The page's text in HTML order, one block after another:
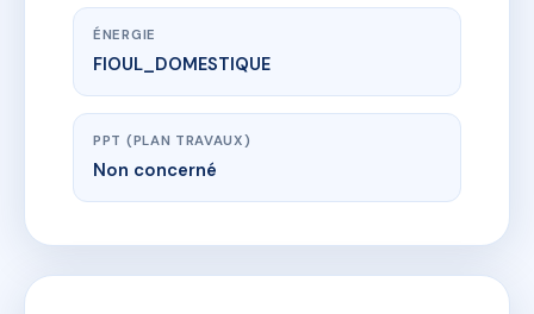
ÉNERGIE
FIOUL_DOMESTIQUE
PPT (PLAN TRAVAUX)
Non concerné